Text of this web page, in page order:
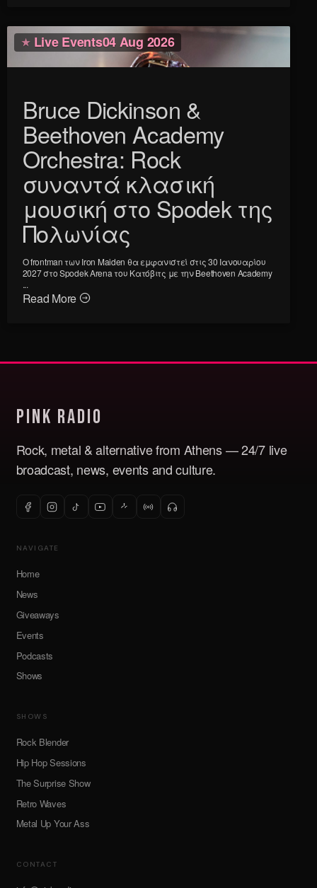
Live Events04 Aug 2026
Bruce Dickinson &
Beethoven Academy
Orchestra: Rock
συναντά κλασική
μουσική στο Spodek της
Πολωνίας
Ο frontman των Iron Maiden θα εμφανιστεί στις 30 Ιανουαρίου
2027 στο Spodek Arena του Κατόβιτς με την Beethoven Academy
...
Read More
Pink Radio
Rock, metal & alternative from Athens — 24/7 live
broadcast, news, events and culture.
NAVIGATE
Home
News
Giveaways
Events
Podcasts
Shows
SHOWS
Rock Blender
Hip Hop Sessions
The Surprise Show
Retro Waves
Metal Up Your Ass
CONTACT